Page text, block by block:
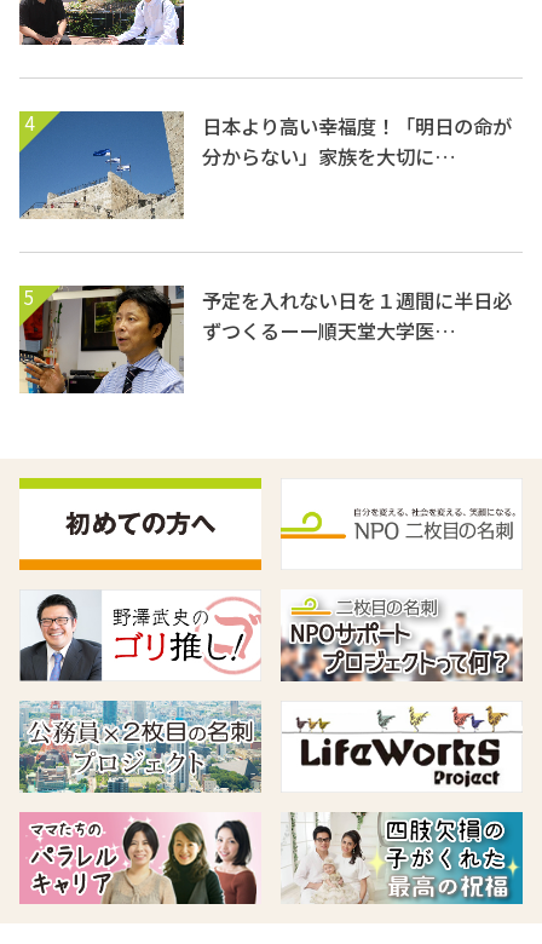
4
日本より高い幸福度！「明日の命が
分からない」家族を大切に…
5
予定を入れない日を１週間に半日必
ずつくるーー順天堂大学医…